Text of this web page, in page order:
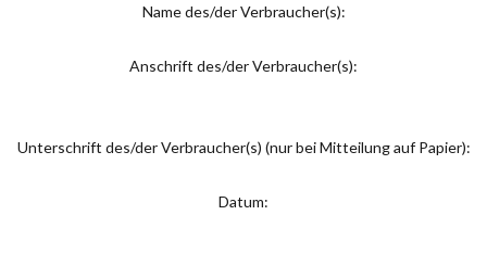
Name des/der Verbraucher(s):
Anschrift des/der Verbraucher(s):
Unterschrift des/der Verbraucher(s) (nur bei Mitteilung auf Papier):
Datum: